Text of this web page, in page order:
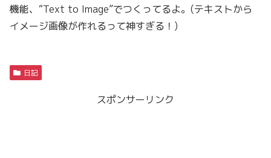
機能、“Text to Image”でつくってるよ。(テキストから
イメージ画像が作れるって神すぎる！)
日記
スポンサーリンク